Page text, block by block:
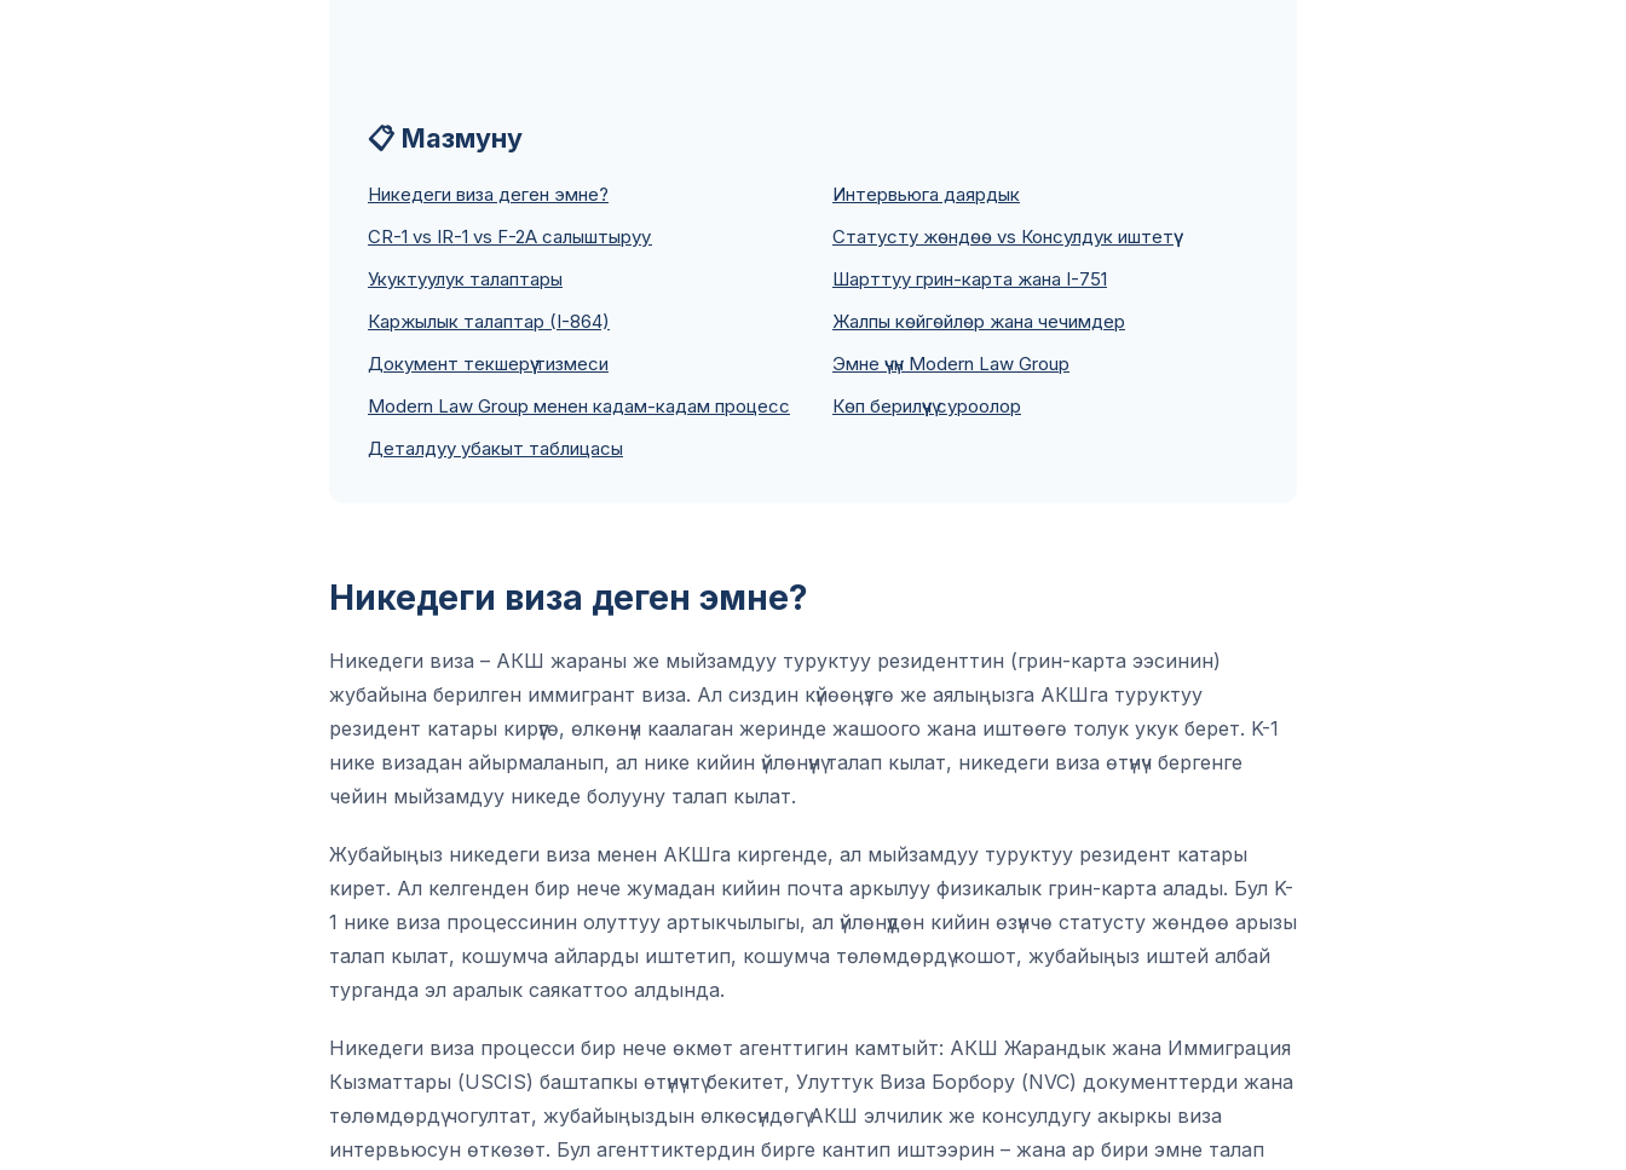
📋 Мазмуну
Никедеги виза деген эмне?
CR-1 vs IR-1 vs F-2A салыштыруу
Укуктуулук талаптары
Каржылык талаптар (I-864)
Документ текшерүү тизмеси
Modern Law Group менен кадам-кадам процесс
Деталдуу убакыт таблицасы
Интервьюга даярдык
Статусту жөндөө vs Консулдук иштетүү
Шарттуу грин-карта жана I-751
Жалпы көйгөйлөр жана чечимдер
Эмне үчүн Modern Law Group
Көп берилүүчү суроолор
Никедеги виза деген эмне?
Никедеги виза – АКШ жараны же мыйзамдуу туруктуу резиденттин (грин-карта ээсинин)
жубайына берилген иммигрант виза. Ал сиздин күйөөңүзгө же аялыңызга АКШга туруктуу
резидент катары кирүүгө, өлкөнүн каалаган жеринде жашоого жана иштөөгө толук укук берет. K-1
нике визадан айырмаланып, ал нике кийин үйлөнүүнү талап кылат, никедеги виза өтүнүч бергенге
чейин мыйзамдуу никеде болууну талап кылат.
Жубайыңыз никедеги виза менен АКШга киргенде, ал мыйзамдуу туруктуу резидент катары
кирет. Ал келгенден бир нече жумадан кийин почта аркылуу физикалык грин-карта алады. Бул K-
1 нике виза процессинин олуттуу артыкчылыгы, ал үйлөнүүдөн кийин өзүнчө статусту жөндөө арызы
талап кылат, кошумча айларды иштетип, кошумча төлөмдөрдү кошот, жубайыңыз иштей албай
турганда эл аралык саякаттоо алдында.
Никедеги виза процесси бир нече өкмөт агенттигин камтыйт: АКШ Жарандык жана Иммиграция
Кызматтары (USCIS) баштапкы өтүнүчтү бекитет, Улуттук Виза Борбору (NVC) документтерди жана
төлөмдөрдү чогултат, жубайыңыздын өлкөсүндөгү АКШ элчилик же консулдугу акыркы виза
интервьюсун өткөзөт. Бул агенттиктердин бирге кантип иштээрин – жана ар бири эмне талап